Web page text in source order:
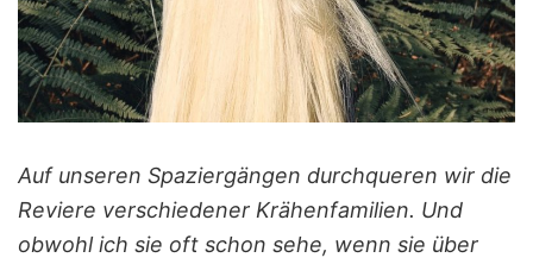
Auf unseren Spaziergängen durchqueren wir die
Reviere verschiedener Krähenfamilien. Und
obwohl ich sie oft schon sehe, wenn sie über